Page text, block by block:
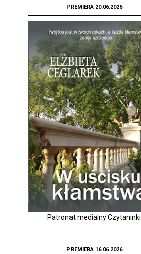
PREMIERA 20.06.2026
Patronat medialny Czytaninki
PREMIERA 16.06.2026